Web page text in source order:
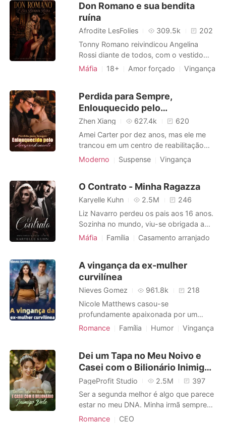
perfume feminino. Ao tirar a camisa, Ayla
viu três arranhões profundos e
sangrentos de unhas marcado
Don Romano e sua bendita
ruína
Afrodite LesFolies 309.5k
202
Tonny Romano reivindicou Angelina
Rossi diante de todos, com o vestido
dela manchado de sangue. O casamento
que, por trás da aparência delicada,
Angelina havia sido treinada para
destruí-lo. Obrigados a dividir o mes
Máfia 18+ Amor forçado
Vingança
Arrogante / Dominante
Perdida para Sempre,
Enlouquecido pelo
Arrependimento
Zhen Xiang 627.4k
620
Amei Carter por dez anos, mas ele me
trancou em um centro de reabilitação
infernal por quatro anos por um crime
que não cometi. Quando finalmente fui
pesadelo havia acabado. Mas ele só me
trouxe de volta para assinar o divórcio e
dar o meu lugar a Elois, a verdade
Moderno Suspense Vingança
O Contrato - Minha Ragazza
Karyelle Kuhn 2.5M
246
Liz Navarro perdeu os pais aos 16 anos.
Sozinha no mundo, viu-se obrigada a
seguir as rígidas instruções deixadas no
nunca tinha visto: seu próprio tutor. A
condição? Permanecer casada até os 25
anos, formar-se em Direito e só en
Máfia Família
Casamento arranjado
A vingança da ex-mulher
curvilínea
Nieves Gomez 961.8k
218
Nicole Matthews casou-se
profundamente apaixonada por um
homem que não a amava, em um
se apaixonando por ela. No entanto, isso
nunca aconteceu, ele apenas a
desprezava, chamando-a de gorda e
Romance Família Humor
Vingança
Encantador
Arrogante / Dominante
Local de trabalho
Urbano
Dei um Tapa no Meu Noivo e
Casei com o Bilionário Inimigo
Dele
PageProfit Studio 2.5M
397
Ser a segunda melhor é algo que parece
estar no meu DNA. Minha irmã sempre
foi a que recebeu o amor, a atenção, o
Romance CEO